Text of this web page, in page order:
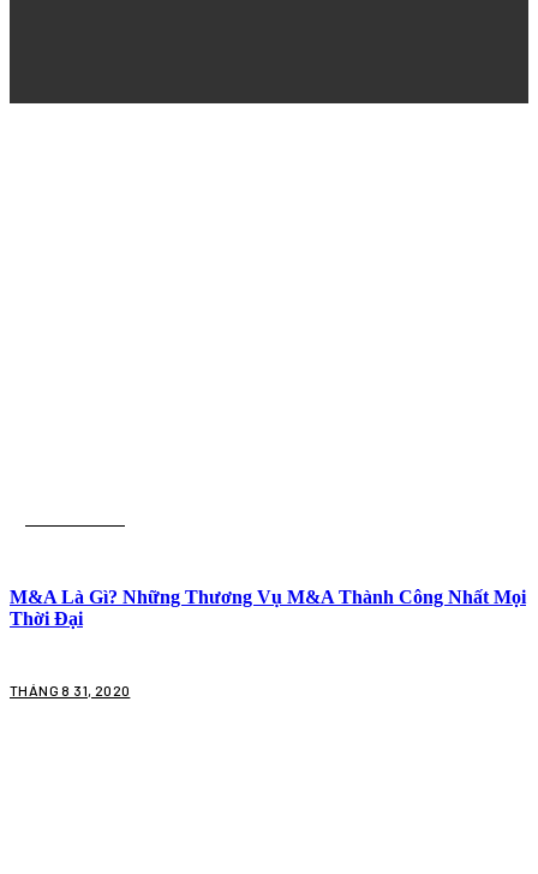
M&A Là Gì? Những Thương Vụ M&A Thành Công Nhất Mọi
Thời Đại
THÁNG 8 31, 2020